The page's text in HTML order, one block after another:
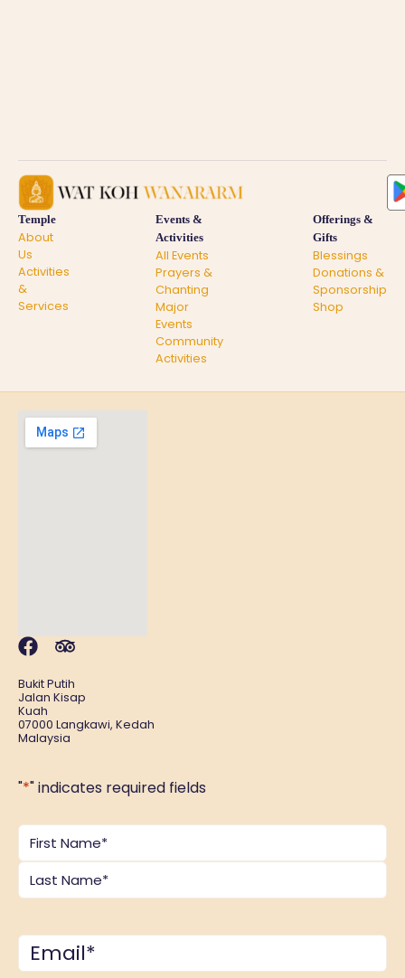
Temple
About
Us
Activities
&
Services
Events &
Activities
All Events
Prayers &
Chanting
Major
Events
Community
Activities
Offerings &
Gifts
Blessings
Donations &
Sponsorship
Shop
Bukit Putih
Jalan Kisap
Kuah
07000 Langkawi, Kedah
Malaysia
"*" indicates required fields
Name *
Email*